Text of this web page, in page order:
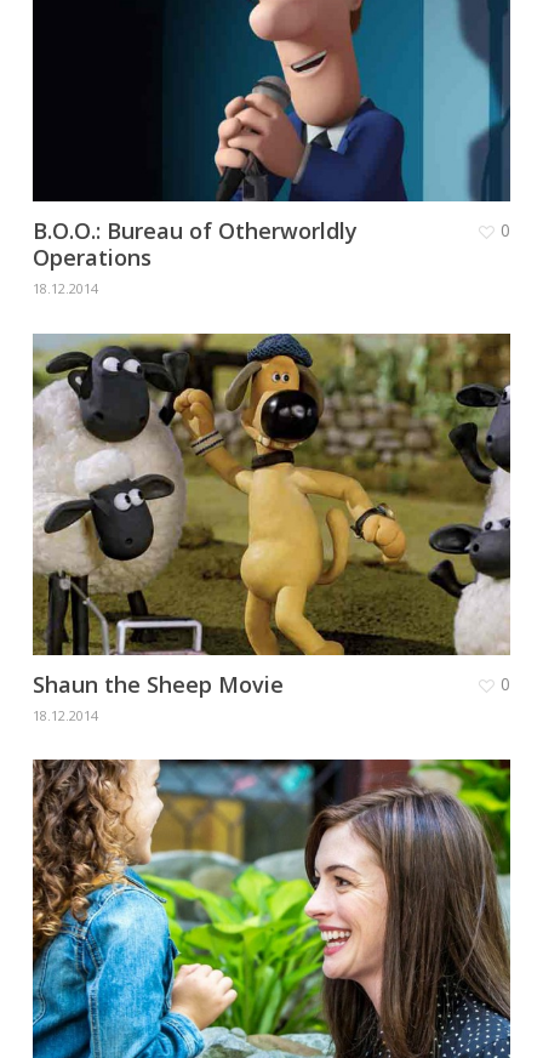
B.O.O.: Bureau of Otherworldly
Operations
18.12.2014
0
Shaun the Sheep Movie
18.12.2014
0